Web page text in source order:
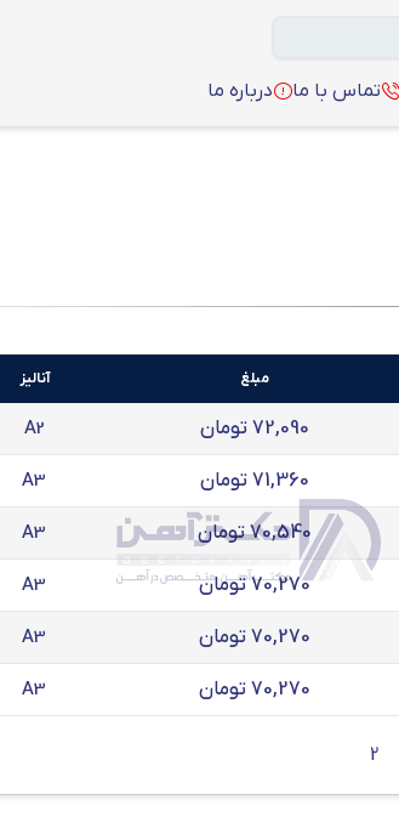
تماس با ما درباره ما
مبلغ آنالیز
72,090 تومان A2
71,360 تومان A3
70,540 تومان A3
70,270 تومان A3
70,270 تومان A3
70,270 تومان A3
2